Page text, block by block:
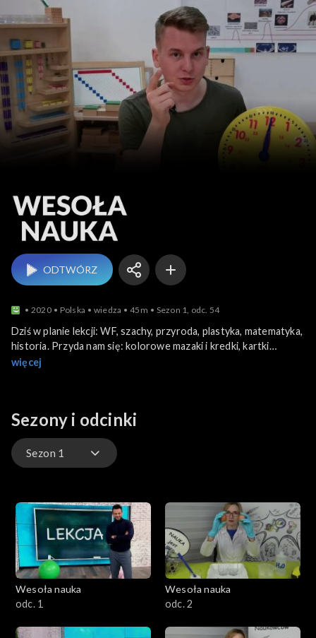
Wesoła nauka
ODTWÓRZ
2020 Polska wiedza 45m Sezon 1, odc. 54
Dziś w planie lekcji: WF, szachy, przyroda, plastyka, matematyka,
historia. Przyda nam się: kolorowe mazaki i kredki, kartki
papieru, woda, kapsle, szachownica, truskawki, czekolada, miód,
więcej
Sezony i odcinki
Sezon 1
Wesoła nauka
odc. 1
Wesoła nauka
odc. 2